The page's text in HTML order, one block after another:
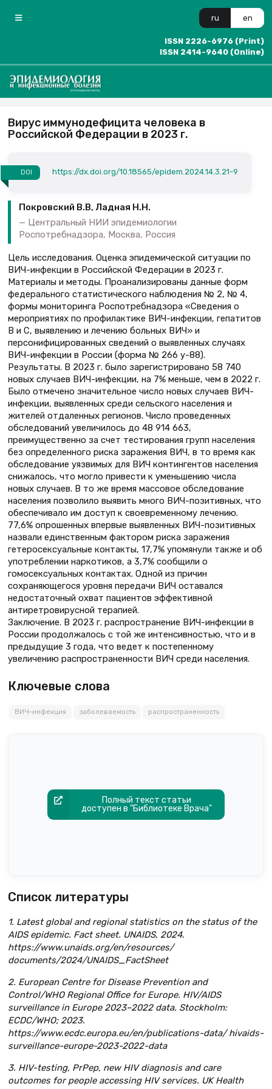
ru en
ISSN 2226-6976 (Print)
ISSN 2414-9640 (Online)
Вирус иммунодефицита человека в
Российской Федерации в 2023 г.
DOI https://dx.doi.org/10.18565/epidem.2024.14.3.21-9
Покровский В.В, Ладная Н.Н.
Центральный НИИ эпидемиологии
Роспотребнадзора, Москва, Россия
Цель исследования. Оценка эпидемической ситуации по
ВИЧ-инфекции в Российской Федерации в 2023 г.
Материалы и методы. Проанализированы данные форм
федерального статистического наблюдения № 2, № 4,
формы мониторинга Роспотребнадзора «Сведения о
мероприятиях по профилактике ВИЧ-инфекции, гепатитов
В и С, выявлению и лечению больных ВИЧ» и
персонифицированных сведений о выявленных случаях
ВИЧ-инфекции в России (форма № 266 у-88).
Результаты. В 2023 г. было зарегистрировано 58 740
новых случаев ВИЧ-инфекции, на 7% меньше, чем в 2022 г.
Было отмечено значительное число новых случаев ВИЧ-
инфекции, выявленных среди сельского населения и
жителей отдаленных регионов. Число проведенных
обследований увеличилось до 48 914 663,
преимущественно за счет тестирования групп населения
без определенного риска заражения ВИЧ, в то время как
обследование уязвимых для ВИЧ контингентов населения
снижалось, что могло привести к уменьшению числа
новых случаев. В то же время массовое обследование
населения позволило выявить много ВИЧ-позитивных, что
обеспечивало им доступ к своевременному лечению.
77,6% опрошенных впервые выявленных ВИЧ-позитивных
назвали единственным фактором риска заражения
гетеросексуальные контакты, 17,7% упомянули также и об
употреблении наркотиков, а 3,7% сообщили о
гомосексуальных контактах. Одной из причин
сохраняющегося уровня передачи ВИЧ оставался
недостаточный охват пациентов эффективной
антиретровирусной терапией.
Заключение. В 2023 г. распространение ВИЧ-инфекции в
России продолжалось с той же интенсивностью, что и в
предыдущие 3 года, что ведет к постепенному
увеличению распространенности ВИЧ среди населения.
Ключевые слова
ВИЧ-инфекция заболеваемость распространенность
Полный текст статьи
доступен в "Библиотеке Врача"
Список литературы
1. Latest global and regional statistics on the status of the
AIDS epidemic. Fact sheet. UNAIDS, 2024.
https://www.unaids.org/en/resources/
documents/2024/UNAIDS_FactSheet
2. European Centre for Disease Prevention and
Control/WHO Regional Office for Europe. HIV/AIDS
surveillance in Europe 2023–2022 data. Stockholm:
ECDC/WHO; 2023.
https://www.ecdc.europa.eu/en/publications-data/ hivaids-
surveillance-europe-2023-2022-data
3. HIV-testing, PrPep, new HIV diagnosis and care
outcomes for people accessing HIV services. UK Health